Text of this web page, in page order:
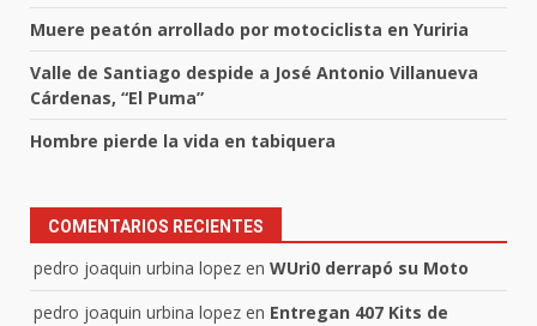
Muere peatón arrollado por motociclista en Yuriria
Valle de Santiago despide a José Antonio Villanueva
Cárdenas, “El Puma”
Hombre pierde la vida en tabiquera
COMENTARIOS RECIENTES
pedro joaquin urbina lopez en WUri0 derrapó su Moto
pedro joaquin urbina lopez en Entregan 407 Kits de